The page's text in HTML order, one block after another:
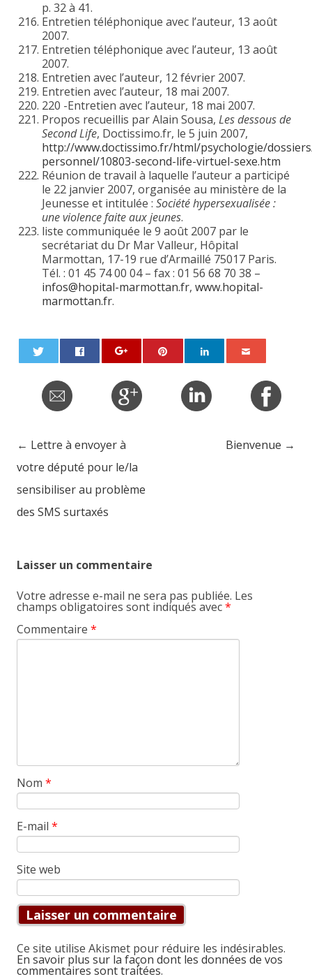
p. 32 à 41.
Entretien téléphonique avec l’auteur, 13 août
2007.
Entretien téléphonique avec l’auteur, 13 août
2007.
Entretien avec l’auteur, 12 février 2007.
Entretien avec l’auteur, 18 mai 2007.
220 -Entretien avec l’auteur, 18 mai 2007.
Propos recueillis par Alain Sousa, Les dessous de
Second Life, Doctissimo.fr, le 5 juin 2007,
http://www.doctissimo.fr/html/psychologie/
personnel/10803-second-life-virtuel-sexe.htm
Réunion de travail à laquelle l’auteur a participé
le 22 janvier 2007, organisée au ministère de la
Jeunesse et intitulée : Société hypersexualisée :
une violence faite aux jeunes.
liste communiquée le 9 août 2007 par le
secrétariat du Dr Mar Valleur, Hôpital
Marmottan, 17-19 rue d’Armaillé 75017 Paris.
Tél. : 01 45 74 00 04 – fax : 01 56 68 70 38 –
infos@hopital-marmottan.fr, www.hopital-
marmottan.fr.
Post navigation
← Lettre à envoyer à
votre député pour le/la
sensibiliser au problème
des SMS surtaxés
Bienvenue →
Laisser un commentaire
Votre adresse e-mail ne sera pas publiée. Les
champs obligatoires sont indiqués avec*
Commentaire *
Nom *
E-mail *
Site web
Ce site utilise Akismet pour réduire les indésirables.
En savoir plus sur la façon dont les données de vos
commentaires sont traitées.